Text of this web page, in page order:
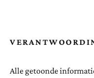
Alle getoonde